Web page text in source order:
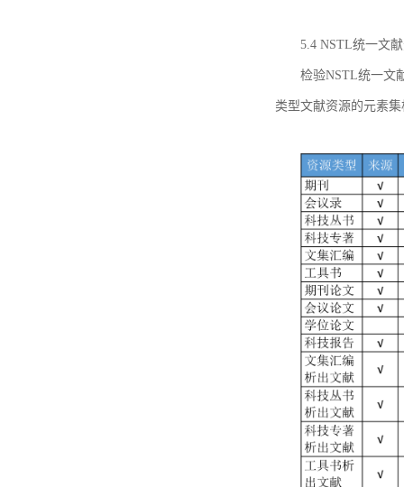
5.4 NSTL统一文
检验NSTL统一文
类型文献资源的元素